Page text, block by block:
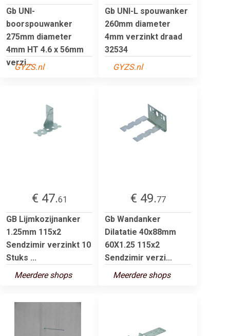
Gb UNI-
boorspouwanker
275mm diameter
4mm HT 4.6 x 56mm
verzi...
GYZS.nl
Gb UNI-L spouwanker
260mm diameter
4mm verzinkt draad
32534
GYZS.nl
€ 47.61
GB Lijmkozijnanker
1.25mm 115x2
Sendzimir verzinkt 10
Stuks ...
Meerdere shops
€ 49.77
Gb Wandanker
Dilatatie 40x88mm
60X1.25 115x2
Sendzimir verzi...
Meerdere shops